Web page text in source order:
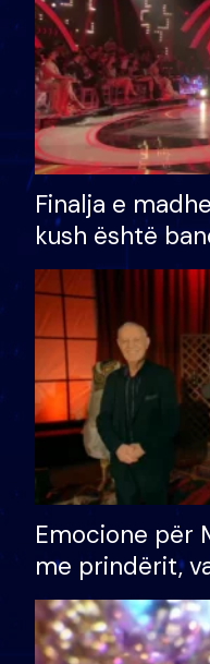
Finalja e
kush është
shtëpinë dhe
të fituar
Emocione për
me prindërit,
divorci apo jo?